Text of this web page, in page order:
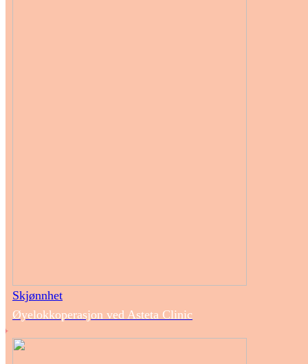
Skjønnhet
Øyelokkoperasjon ved Asteta Clinic